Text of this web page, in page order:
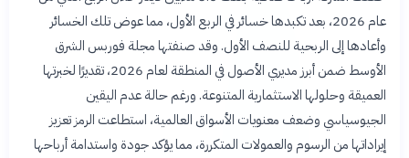
عام 2026، بعد تكبدها خسائر في الربع الأول، مما عوض تلك الخسائر
وأعادها إلى الربحية للنصف الأول. وقد صنفتها مجلة فوربس الشرق
الأوسط ضمن أبرز مديري الأصول في المنطقة لعام 2026، تقديرًا لخبرتها
العميقة وحلولها الاستثمارية المتنوعة. ورغم حالة عدم اليقين
الجيوسياسي وضعف معنويات الأسواق العالمية، استطاعت الرمز تعزيز
إيراداتها من الرسوم والعمولات المتكررة، مما يؤكد جودة واستدامة أرباحها